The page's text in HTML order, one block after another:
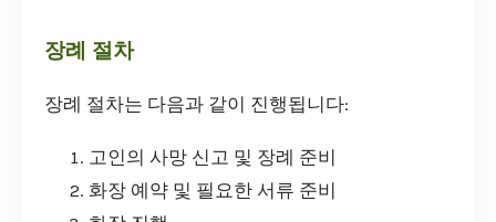
장례 절차
장례 절차는 다음과 같이 진행됩니다:
고인의 사망 신고 및 장례 준비
화장 예약 및 필요한 서류 준비